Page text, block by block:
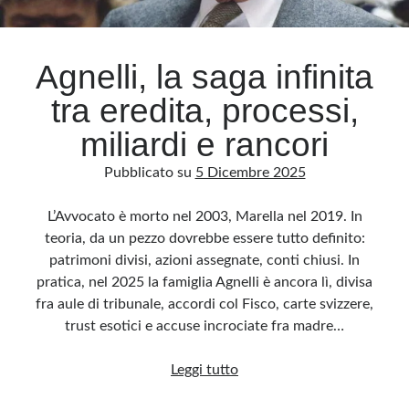
Archivio
Archivi
Categorie
Questo blog non rappresenta una testata giornalistica, in quanto viene aggiornato
senza alcuna periodicità. Non può pertanto considerarsi un prodotto editoriale ai
sensi della legge n· 62 del 7.03.2001. L’autore non è responsabile di quanto
pubblicato dai lettori nei commenti ai vari post. Saranno comunque cancellati quelli
ritenuti offensivi o lesivi dell’immagine o dell’onorabilità di terzi, di genere spam,
razzisti o che contengano dati personali non conformi al rispetto delle norme sulla
privacy. Alcune immagini inserite in questo blog sono tratte da Internet e, pertanto,
immediatamente rimosse. L’autore del blog non è responsabile dei siti collegati
Agnelli, la saga infinita
tra eredita, processi,
miliardi e rancori
Pubblicato su 5 Dicembre 2025
L’Avvocato è morto nel 2003, Marella nel 2019. In
teoria, da un pezzo dovrebbe essere tutto definito:
patrimoni divisi, azioni assegnate, conti chiusi. In
pratica, nel 2025 la famiglia Agnelli è ancora lì, divisa
fra aule di tribunale, accordi col Fisco, carte svizzere,
trust esotici e accuse incrociate fra madre…
Leggi tuttoAgnelli,